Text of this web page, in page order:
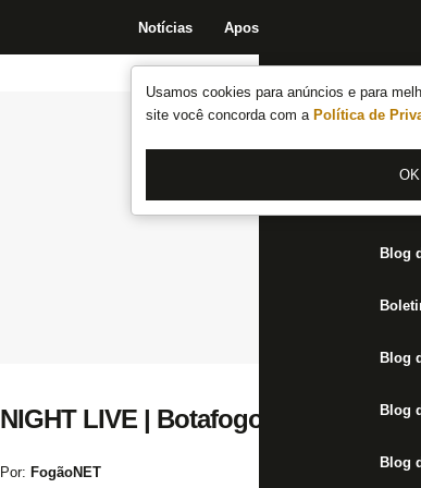
Usamos cookies para anúncios e para
site você concorda com a Política de
OK
Notícias Apostas
Jogos
Blog
Blog
Blog
Blog
NIGHT LIVE | Botafogo tenta
Por: FogãoNET